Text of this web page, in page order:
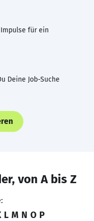
für ein
Deine Job-Suche
von A bis Z
L M N O P